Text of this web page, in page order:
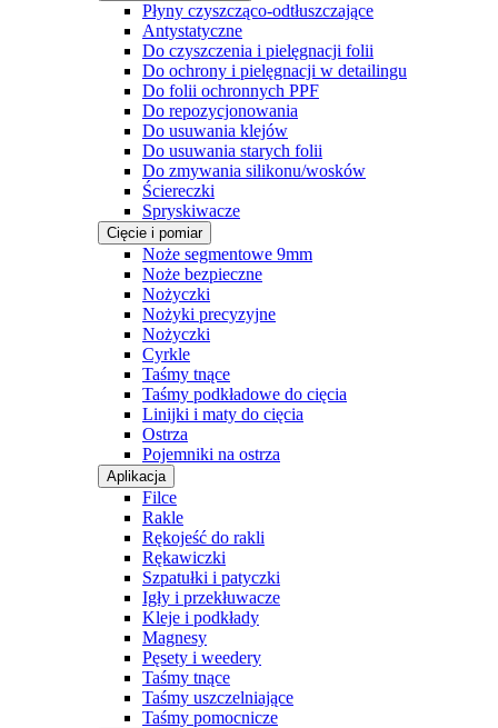
Płyny czyszcząco-odtłuszczające
Antystatyczne
Do czyszczenia i pielęgnacji folii
Do ochrony i pielęgnacji w detailingu
Do folii ochronnych PPF
Do repozycjonowania
Do usuwania klejów
Do usuwania starych folii
Do zmywania silikonu/wosków
Ściereczki
Spryskiwacze
Cięcie i pomiar
Noże segmentowe 9mm
Noże bezpieczne
Nożyczki
Nożyki precyzyjne
Nożyczki
Cyrkle
Taśmy tnące
Taśmy podkładowe do cięcia
Linijki i maty do cięcia
Ostrza
Pojemniki na ostrza
Aplikacja
Filce
Rakle
Rękojeść do rakli
Rękawiczki
Szpatułki i patyczki
Igły i przekłuwacze
Kleje i podkłady
Magnesy
Pęsety i weedery
Taśmy tnące
Taśmy uszczelniające
Taśmy pomocnicze